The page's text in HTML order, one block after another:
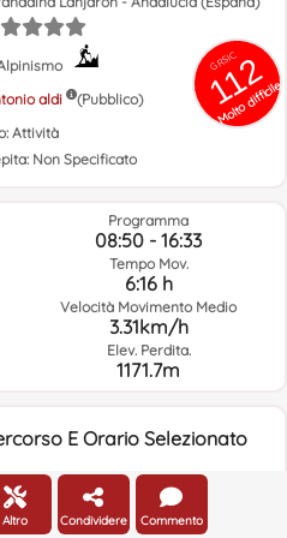
GRSIC
112
Molto difficile
aldi
(Pubblico)
Attività
Non Specificato
Programma
08:50 - 16:33
Tempo Mov.
6:16 h
Velocità Movimento Medio
3.31km/h
Elev. Perdita.
1171.7m
E Orario Selezionato
06:00
Altro Condividere Commento